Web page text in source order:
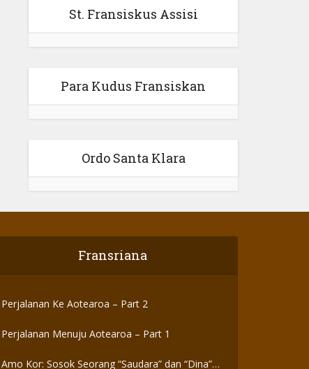
St. Fransiskus Assisi
Para Kudus Fransiskan
Ordo Santa Klara
Fransriana
Perjalanan Ke Aotearoa – Part 2
Perjalanan Menuju Aotearoa – Part 1
Amo Kor: Sosok Seorang “Saudara” dan “Dina”